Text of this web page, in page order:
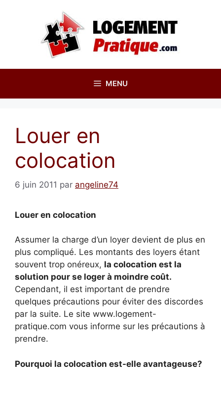
MENU
Louer en
colocation
6 juin 2011 par angeline74
Louer en colocation
Assumer la charge d’un loyer devient de plus en
plus compliqué. Les montants des loyers étant
souvent trop onéreux, la colocation est la
solution pour se loger à moindre coût.
Cependant, il est important de prendre
quelques précautions pour éviter des discordes
par la suite. Le site www.logement-
pratique.com vous informe sur les précautions à
prendre.
Pourquoi la colocation est-elle avantageuse?